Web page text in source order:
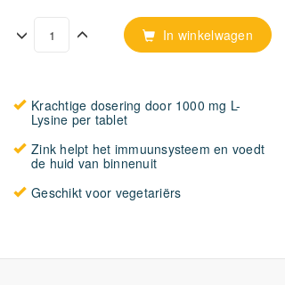
In winkelwagen
Krachtige dosering door 1000 mg L-
Lysine per tablet
Zink helpt het immuunsysteem en voedt
de huid van binnenuit
Geschikt voor vegetariërs